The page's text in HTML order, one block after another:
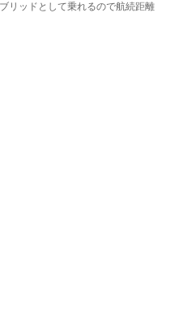
リッドとして乗れるので航続距離